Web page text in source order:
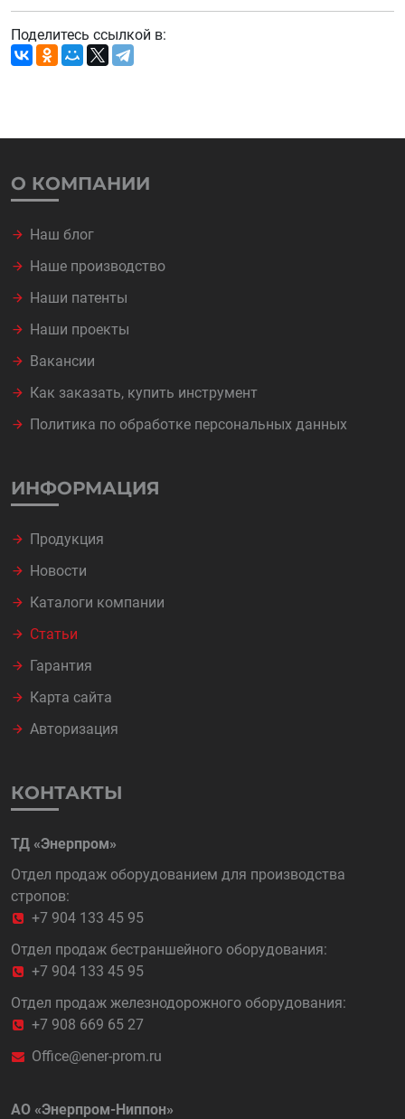
Поделитесь ссылкой в:
О КОМПАНИИ
Наш блог
Наше производство
Наши патенты
Наши проекты
Вакансии
Как заказать, купить инструмент
Политика по обработке персональных данных
ИНФОРМАЦИЯ
Продукция
Новости
Каталоги компании
Статьи
Гарантия
Карта сайта
Авторизация
КОНТАКТЫ
ТД «Энерпром»
Отдел продаж оборудованием для производства
стропов:
+7 904 133 45 95
Отдел продаж бестраншейного оборудования:
+7 904 133 45 95
Отдел продаж железнодорожного оборудования:
+7 908 669 65 27
Office@ener-prom.ru
АО «Энерпром-Ниппон»